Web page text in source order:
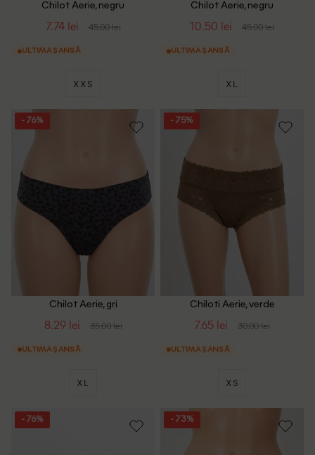
Chilot Aerie, negru
7.74 lei 45.00 lei
ULTIMA ȘANSĂ
XXS
Chilot Aerie, negru
10.50 lei 45.00 lei
ULTIMA ȘANSĂ
XL
- 76%
Chilot Aerie, gri
8.29 lei 35.00 lei
ULTIMA ȘANSĂ
XL
- 75%
Chiloti Aerie, verde
7.65 lei 30.00 lei
ULTIMA ȘANSĂ
XS
- 76% - 73%